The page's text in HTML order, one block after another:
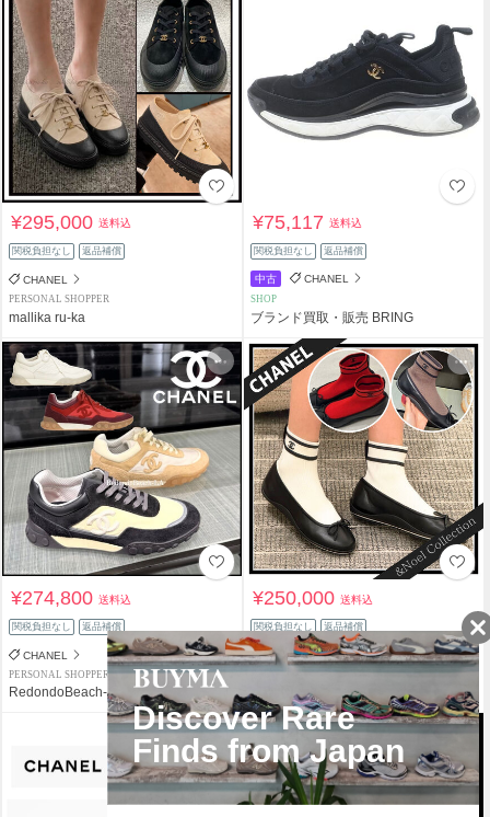
¥295,000送料込
関税負担なし 返品補償
CHANEL
PERSONAL SHOPPER
mallika ru-ka
¥75,117送料込
関税負担なし 返品補償
中古 CHANEL
SHOP
ブランド買取・販売 BRING
¥274,800送料込
関税負担なし 返品補償
CHANEL
PERSONAL SHOPPER
RedondoBeach-LA
¥250,000送料込
関税負担なし 返品補償
CHANEL
PERSONAL SHOPPER
&Noel Collection